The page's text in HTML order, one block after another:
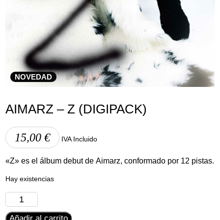
Política de Cookies Política de Privacidad
NOVEDAD
AIMARZ – Z (DIGIPACK)
15,00€ IVA Incluido
«Z» es el álbum debut de Aimarz, conformado por 12 pistas.
Hay existencias
aimarz
-
Z Añadir al carrito